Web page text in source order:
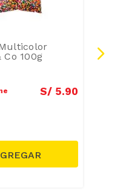
Co 100g
S/ 5.90